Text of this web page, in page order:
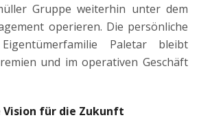
Gruppe weiterhin unter dem
operieren. Die persönliche
Paletar bleibt
und im operativen Geschäft
Vision für die Zukunft